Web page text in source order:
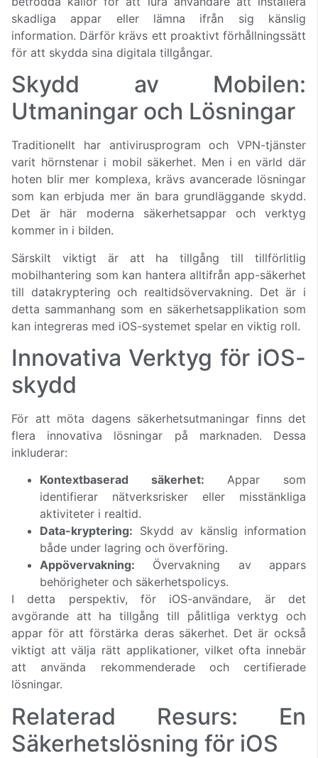
skadliga appar eller lämna ifrån sig känslig
information. Därför krävs ett proaktivt förhållningssätt
för att skydda sina digitala tillgångar.
Skydd av Mobilen:
Utmaningar och Lösningar
Traditionellt har antivirusprogram och VPN-tjänster
varit hörnstenar i mobil säkerhet. Men i en värld där
hoten blir mer komplexa, krävs avancerade lösningar
som kan erbjuda mer än bara grundläggande skydd.
Det är här moderna säkerhetsappar och verktyg
kommer in i bilden.
Särskilt viktigt är att ha tillgång till tillförlitlig
mobilhantering som kan hantera alltifrån app-säkerhet
till datakryptering och realtidsövervakning. Det är i
detta sammanhang som en säkerhetsapplikation som
kan integreras med iOS-systemet spelar en viktig roll.
Innovativa Verktyg för iOS-
skydd
För att möta dagens säkerhetsutmaningar finns det
flera innovativa lösningar på marknaden. Dessa
inkluderar:
Kontextbaserad säkerhet: Appar som
identifierar nätverksrisker eller misstänkliga
aktiviteter i realtid.
Data-kryptering: Skydd av känslig information
både under lagring och överföring.
Appövervakning: Övervakning av appars
behörigheter och säkerhetspolicys.
I detta perspektiv, för iOS-användare, är det
avgörande att ha tillgång till pålitliga verktyg och
appar för att förstärka deras säkerhet. Det är också
viktigt att välja rätt applikationer, vilket ofta innebär
att använda rekommenderade och certifierade
lösningar.
Relaterad Resurs: En
Säkerhetslösning för iOS